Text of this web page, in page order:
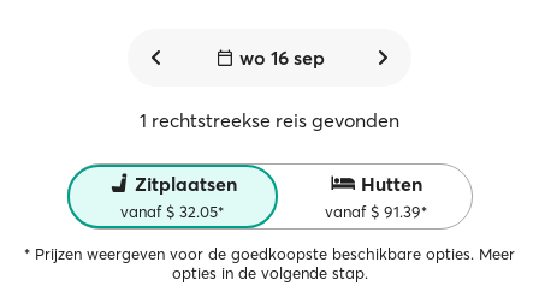
wo 16 sep
1 rechtstreekse reis gevonden
Zitplaatsen
vanaf $ 32.05*
Hutten
vanaf $ 91.39*
* Prijzen weergeven voor de goedkoopste beschikbare opties. Meer
opties in de volgende stap.